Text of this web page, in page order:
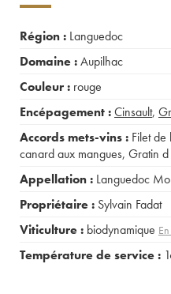
Région : Languedoc
Domaine :Aupilhac
Couleur : rouge
Encépagement :Cinsault,
Accords mets-vins : Filet de
canard aux mangues, Gratin
Appellation : Languedoc
Propriétaire : Sylvain Fadat
Viticulture : biodynamique
Température de service :